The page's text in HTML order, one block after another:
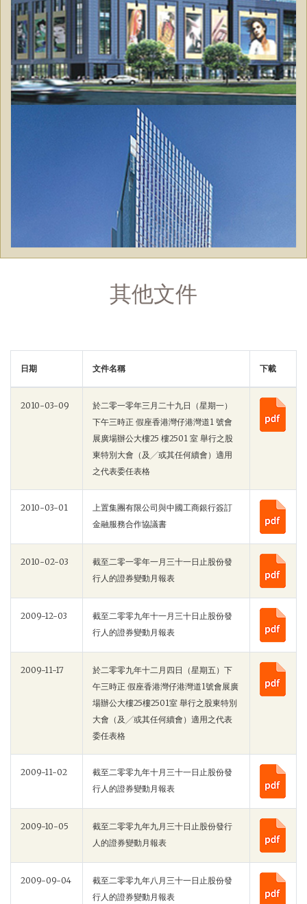
其他文件
日期 文件名稱 下載
2010-03-09
於二零一零年三月二十九日（星期一）
下午三時正 假座香港灣仔港灣道1 號會
展廣場辦公大樓25 樓2501 室 舉行之股
東特別大會（及╱或其任何續會）適用
之代表委任表格
2010-03-01
上置集團有限公司與中國工商銀行簽訂
金融服務合作協議書
2010-02-03
截至二零一零年一月三十一日止股份發
行人的證券變動月報表
2009-12-03
截至二零零九年十一月三十日止股份發
行人的證券變動月報表
2009-11-17
於二零零九年十二月四日（星期五）下
午三時正 假座香港灣仔港灣道1號會展廣
場辦公大樓25樓2501室 舉行之股東特別
大會（及╱或其任何續會）適用之代表
委任表格
2009-11-02
截至二零零九年十月三十一日止股份發
行人的證券變動月報表
2009-10-05
截至二零零九年九月三十日止股份發行
人的證券變動月報表
2009-09-04
截至二零零九年八月三十一日止股份發
行人的證券變動月報表